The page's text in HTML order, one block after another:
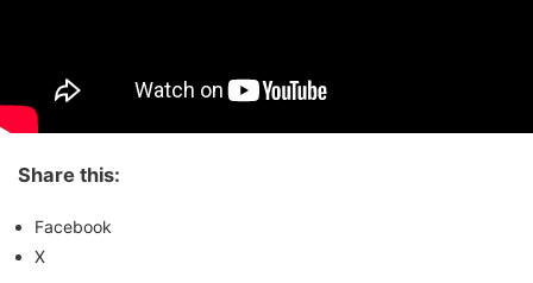
Share this:
Facebook
X